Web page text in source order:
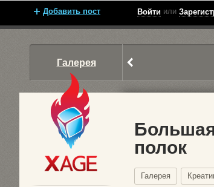
Добавить пост Войти или
Галерея
полок
Галерея